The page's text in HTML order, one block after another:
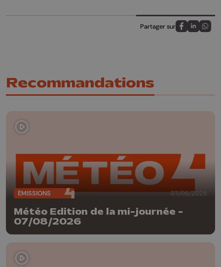
Partager sur
Partagez sur
Partagez
Recommandations
ÉMISSIONS 07/08/2026
Météo Edition de la mi-journée -
07/08/2026